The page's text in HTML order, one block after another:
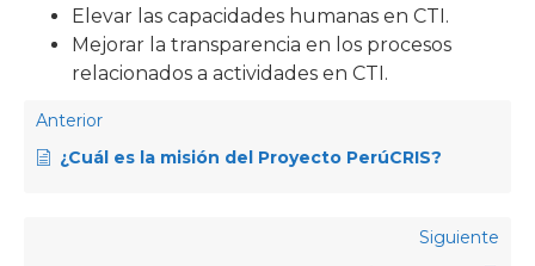
Elevar las capacidades humanas en CTI.
Mejorar la transparencia en los procesos
relacionados a actividades en CTI.
Anterior
¿Cuál es la misión del Proyecto PerúCRIS?
Siguiente